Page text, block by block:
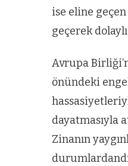
ise eline
geçerek
Avrupa
önündeki
dayatmasıyla
Zinanın